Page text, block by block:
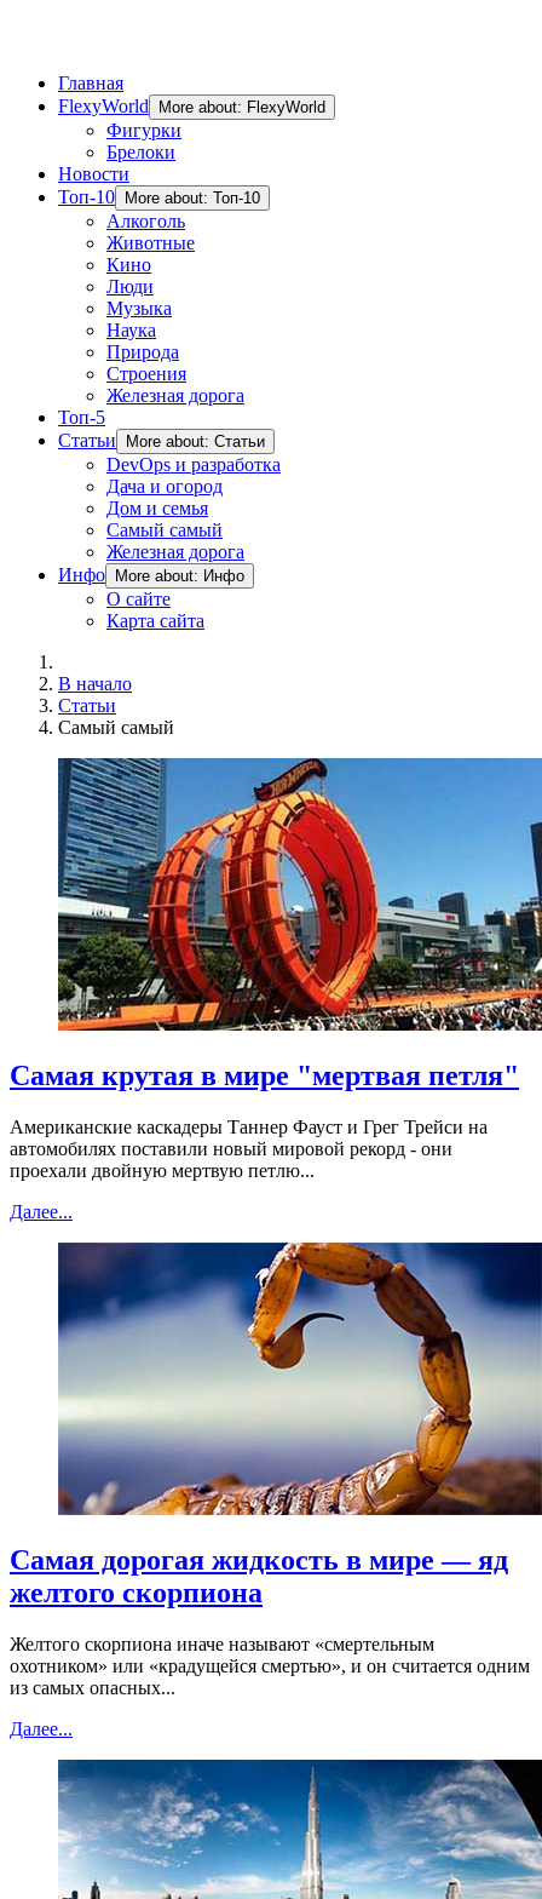
Главная
FlexyWorld
More about: FlexyWorld
Фигурки
Брелоки
Новости
Топ-10
More about: Топ-10
Алкоголь
Животные
Кино
Люди
Музыка
Наука
Природа
Строения
Железная дорога
Топ-5
Статьи
More about: Статьи
DevOps и разработка
Дача и огород
Дом и семья
Самый самый
Железная дорога
Инфо
More about: Инфо
О сайте
Карта сайта
В начало
Статьи
Самый самый
Самая крутая в мире "мертвая петля"
Американские каскадеры Таннер Фауст и Грег Трейси на
автомобилях поставили новый мировой рекорд - они
проехали двойную мертвую петлю...
Далее...
Самая дорогая жидкость в мире — яд
желтого скорпиона
Желтого скорпиона иначе называют «смертельным
охотником» или «крадущейся смертью», и он считается одним
из самых опасных...
Далее...